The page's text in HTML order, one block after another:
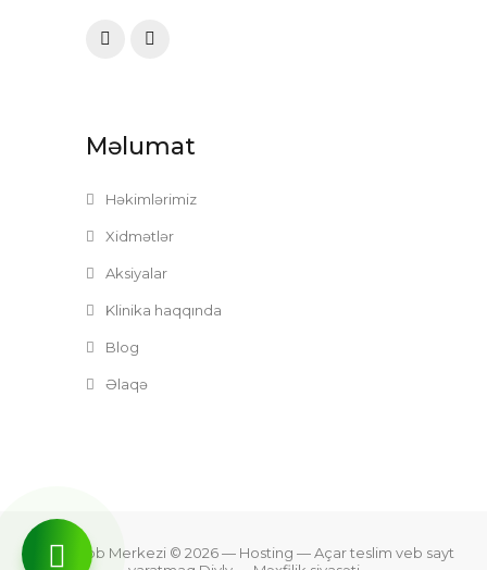
Məlumat
Həkimlərimiz
Xidmətlər
Aksiyalar
Klinika haqqında
Blog
Əlaqə
Zefer Tibb Merkezi © 2026— Hosting —Açar teslim veb sayt